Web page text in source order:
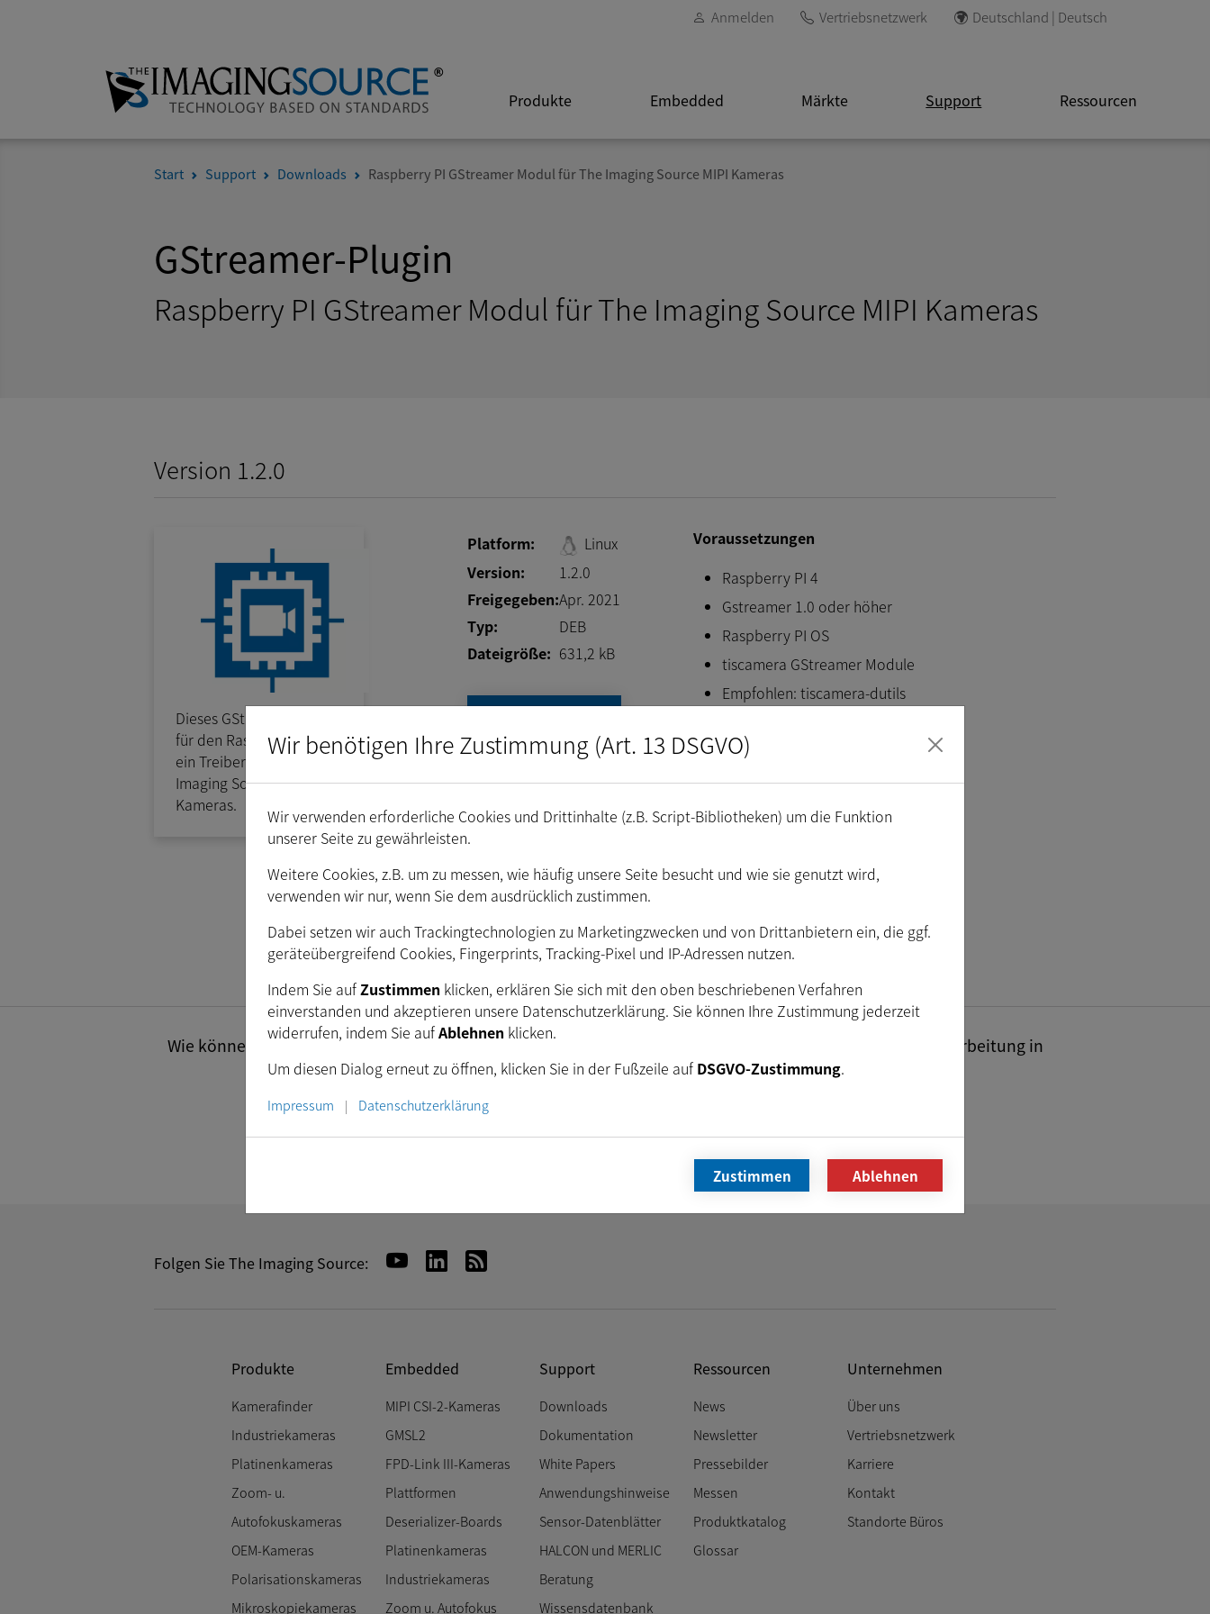
Anmelden Vertriebsnetzwerk Deutschland | Deutsch
Produkte Embedded Märkte Support Ressourcen
Start Support Downloads Raspberry PI GStreamer Modul für The Imaging Source MIPI Kameras
GStreamer-Plugin
Raspberry PI GStreamer Modul für The Imaging Source MIPI Kameras
Version 1.2.0
Dieses GStreamer Modul
für den Raspberry PI 4 ist
ein Treiber für die The
Imaging Source MIPI
Kameras.
Platform:
Linux
Version:
1.2.0
Freigegeben:Apr. 2021
Typ:
DEB
Dateigröße: 631,2 kB
Voraussetzungen
Raspberry PI 4
Gstreamer 1.0 oder höher
Raspberry PI OS
tiscamera GStreamer Module
Empfohlen: tiscamera-dutils
Changelog
Andere Versionen (1.3.0.662 … 1.0.1)
Wie können wir Ihnen helfen? Setzen Sie sich noch heute mit unseren Ingenieuren für industrielle Bildverarbeitung in
Verbindung.
Newsletter
Folgen Sie The Imaging Source:
Produkte
Kamerafinder
Industriekameras
Platinenkameras
Zoom- u.
Autofokuskameras
OEM-Kameras
Polarisationskameras
Mikroskopiekameras
Embedded
MIPI CSI-2-Kameras
GMSL2
FPD-Link III-Kameras
Plattformen
Deserializer-Boards
Platinenkameras
Industriekameras
Zoom u. Autofokus
Support
Downloads
Dokumentation
White Papers
Anwendungshinweise
Sensor-Datenblätter
HALCON und MERLIC
Beratung
Wissensdatenbank
Ressourcen
News
Newsletter
Pressebilder
Messen
Produktkatalog
Glossar
Unternehmen
Über uns
Vertriebsnetzwerk
Karriere
Kontakt
Standorte Büros
Wir benötigen Ihre Zustimmung (Art. 13 DSGVO)
Wir verwenden erforderliche Cookies und Drittinhalte (z.B. Script-Bibliotheken) um die Funktion
unserer Seite zu gewährleisten.
Weitere Cookies, z.B. um zu messen, wie häufig unsere Seite besucht und wie sie genutzt wird,
verwenden wir nur, wenn Sie dem ausdrücklich zustimmen.
Dabei setzen wir auch Trackingtechnologien zu Marketingzwecken und von Drittanbietern ein, die ggf.
geräteübergreifend Cookies, Fingerprints, Tracking-Pixel und IP-Adressen nutzen.
Indem Sie aufZustimmen klicken, erklären Sie sich mit den oben beschriebenen Verfahren
einverstanden und akzeptieren unsere Datenschutzerklärung. Sie können Ihre Zustimmung jederzeit
widerrufen, indem Sie aufAblehnen klicken.
Um diesen Dialog erneut zu öffnen, klicken Sie in der Fußzeile auf DSGVO-Zustimmung.
Impressum | Datenschutzerklärung
Zustimmen Ablehnen